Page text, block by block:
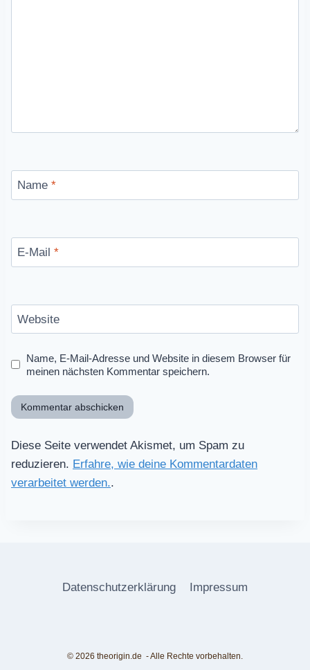
Name *
E-Mail *
Website
Name, E-Mail-Adresse und Website in diesem Browser für
meinen nächsten Kommentar speichern.
Diese Seite verwendet Akismet, um Spam zu
reduzieren. Erfahre, wie deine Kommentardaten
verarbeitet werden..
Datenschutzerklärung Impressum
© 2026 theorigin.de - Alle Rechte vorbehalten.